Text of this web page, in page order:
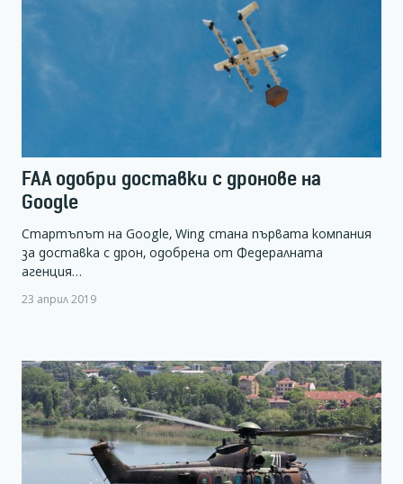
FAA одобри доставки с дронове на
Google
Стартъпът на Google, Wing стана първата компания
за доставка с дрон, одобрена от Федералната
агенция…
23 април 2019